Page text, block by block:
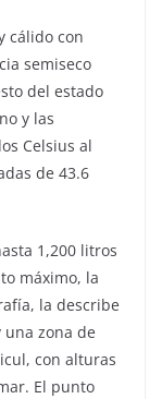
cálido con
semiseco
del estado
y las
Celsius al
de 43.6
1,200 litros
máximo, la
la describe
zona de
con alturas
El punto